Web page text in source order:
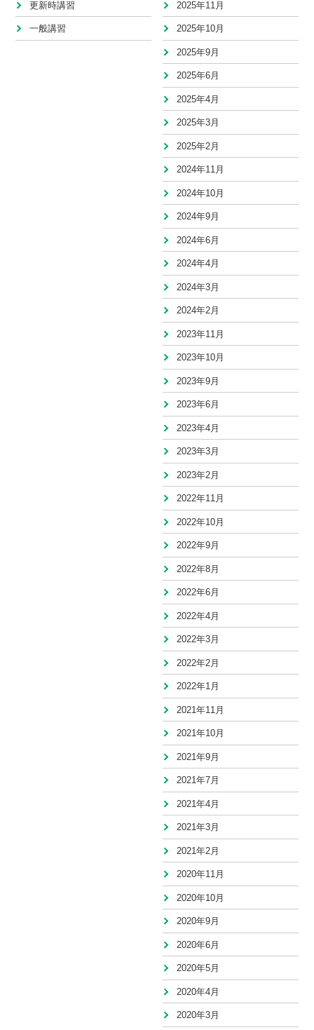
更新時講習
一般講習
2025年11月
2025年10月
2025年9月
2025年6月
2025年4月
2025年3月
2025年2月
2024年11月
2024年10月
2024年9月
2024年6月
2024年4月
2024年3月
2024年2月
2023年11月
2023年10月
2023年9月
2023年6月
2023年4月
2023年3月
2023年2月
2022年11月
2022年10月
2022年9月
2022年8月
2022年6月
2022年4月
2022年3月
2022年2月
2022年1月
2021年11月
2021年10月
2021年9月
2021年7月
2021年4月
2021年3月
2021年2月
2020年11月
2020年10月
2020年9月
2020年6月
2020年5月
2020年4月
2020年3月